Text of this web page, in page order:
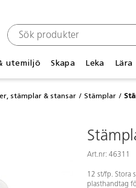
utemiljö Skapa Leka Lära
stämplar & stansar Stämplar
Art.nr: 46311
12 st/fp. Stora
plasthandtag